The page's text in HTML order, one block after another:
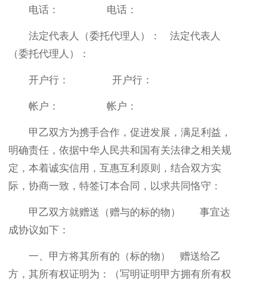
电话： 电话：
法定代表人（委托代理人）： 法定代表人
（委托代理人）：
开户行： 开户行：
帐户： 帐户：
甲乙双方为携手合作，促进发展，满足利益，
明确责任，依据中华人民共和国有关法律之相关规
定，本着诚实信用，互惠互利原则，结合双方实
际，协商一致，特签订本合同，以求共同恪守：
甲乙双方就赠送（赠与的标的物） 事宜达
成协议如下：
一、甲方将其所有的（标的物） 赠送给乙
方，其所有权证明为：（写明证明甲方拥有所有权